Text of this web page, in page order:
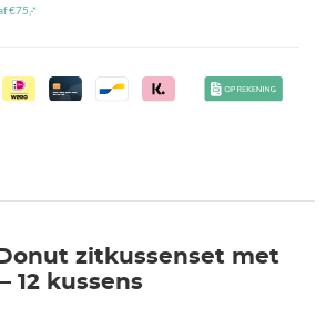
€75,-*
zitkussenset met
12 kussens